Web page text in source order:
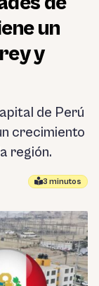
un
y
de Perú
crecimiento
región.
3 minutos